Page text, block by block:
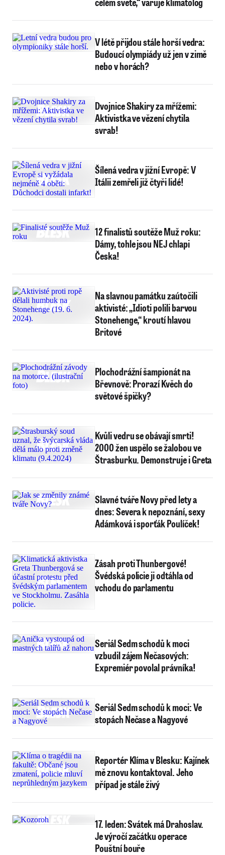
V létě přijdou stále horší vedra:
Budoucí olympiády už jen v zimě
nebo v horách?
Dvojnice Shakiry za mřížemi:
Aktivistka ve vězení chytila
svrab!
Šílená vedra v jižní Evropě: V
Itálii zemřeli již čtyři lidé!
12 finalistů soutěže Muž roku:
Dámy, tohle jsou NEJ chlapi
Česka!
Na slavnou památku zaútočili
aktivisté: „Idioti polili barvou
Stonehenge,“ kroutí hlavou
Britové
Plochodrážní šampionát na
Břevnově: Prorazí Kvěch do
světové špičky?
Kvůli vedru se obávají smrti!
2000 žen uspělo se žalobou ve
Štrasburku. Demonstruje i Greta
Slavné tváře Novy před lety a
dnes: Severa k nepoznání, sexy
Adámková i sporťák Poulíček!
Zásah proti Thunbergové!
Švédská policie ji odtáhla od
vchodu do parlamentu
Seriál Sedm schodů k moci
vzbudil zájem Nečasových:
Expremiér povolal právníka!
Seriál Sedm schodů k moci: Ve
stopách Nečase a Nagyové
Reportér Klíma v Blesku: Kajínek
mě znovu kontaktoval. Jeho
případ je stále živý
17. leden: Svátek má Drahoslav.
Je výročí začátku operace
Pouštní bouře